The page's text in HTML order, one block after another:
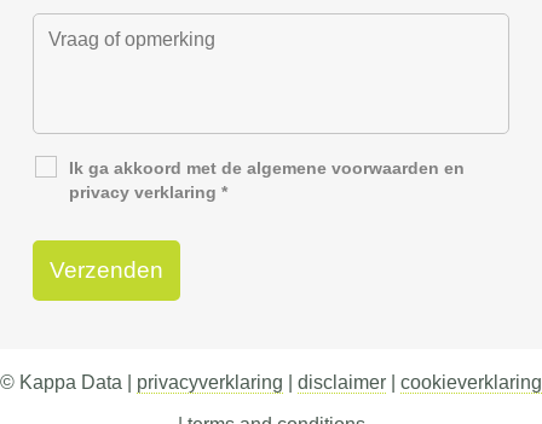
Ik ga akkoord met dealgemene voorwaarden en
privacy verklaring *
© Kappa Data | privacyverklaring disclaimer cookieverklaring